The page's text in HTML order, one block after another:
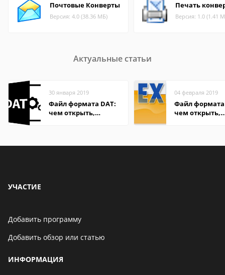
Почтовые Конверты
Версия: 4.0 (38.36 МБ)
Печать
Версия: 1.0 (1.41
Актуальные статьи
30 января 2019
Файл формата DAT:
чем открыть,
04 февраля 2019
Файл
чем открыть,
УЧАСТИЕ
Добавить программу
Добавить обзор или статью
ИНФОРМАЦИЯ